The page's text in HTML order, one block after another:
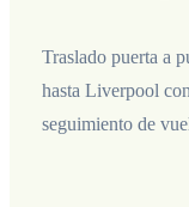
Traslado puerta a
hasta Liverpool
seguimiento de